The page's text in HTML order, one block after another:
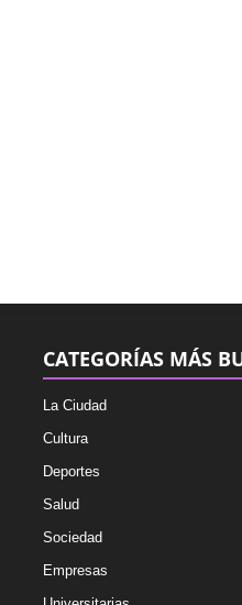
CATEGORÍAS MÁS
La Ciudad
Cultura
Deportes
Salud
Sociedad
Empresas